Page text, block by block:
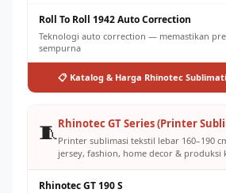
Roll To Roll 1942 Auto Correction
Teknologi auto correction — memastikan
sempurna
📋 Katalog & Harga Rhinotec
🧵Rhinotec GT Series (Printer
Printer sublimasi tekstil lebar 160–190
jersey, fashion, home decor & produksi
Rhinotec GT 190 S